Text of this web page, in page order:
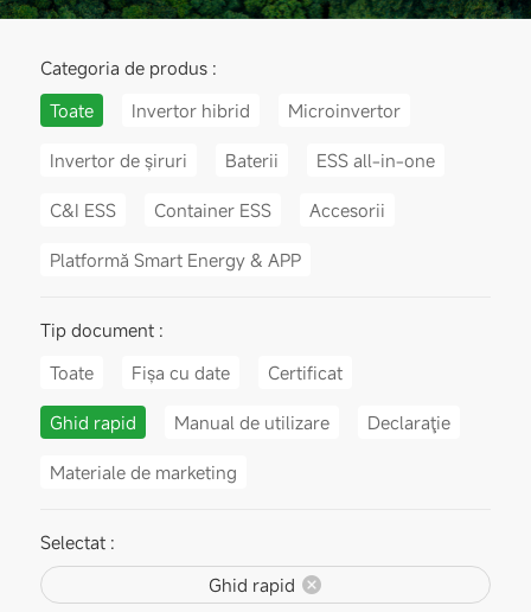
Categoria de produs :
Toate
Invertor hibrid Microinvertor
Invertor de șiruri Baterii ESS all-in-one
C&I ESS Container ESS Accesorii
Platformă Smart Energy & APP
Tip document :
Toate
Fișa cu date Certificat
Ghid rapid Manual de utilizare Declaraţie
Materiale de marketing
Selectat :
Ghid rapid